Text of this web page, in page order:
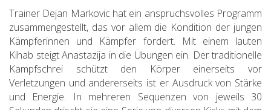
Trainer Dejan Markovic hat ein anspruchsvolles Programm
zusammengestellt, das vor allem die Kondition der jungen
Kämpferinnen und Kämpfer fordert. Mit einem lauten
Kihab steigt Anastazija in die Übungen ein. Der traditionelle
Kampfschrei schützt den Körper einerseits vor
Verletzungen und andererseits ist er Ausdruck von Stärke
und Energie. In mehreren Sequenzen von jeweils 30